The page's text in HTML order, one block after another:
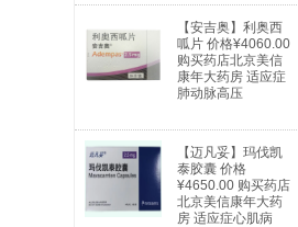
【安吉奥】利奥西
呱片 价格¥4060.00
购买药店北京美信
康年大药房 适应症
肺动脉高压
【迈凡妥】玛伐凯
泰胶囊 价格
¥4650.00 购买药店
北京美信康年大药
房 适应症心肌病